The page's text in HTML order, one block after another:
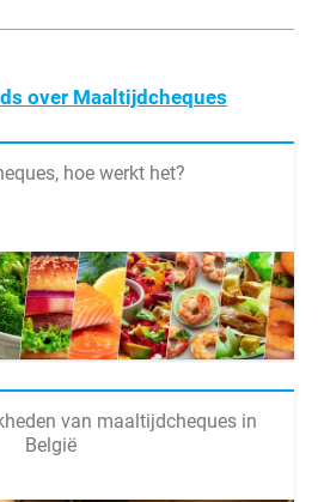
over Maaltijdcheques
hoe werkt het?
van maaltijdcheques in
België